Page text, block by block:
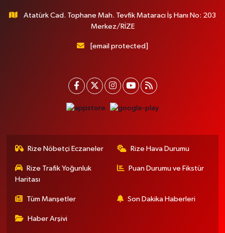
Atatürk Cad. Tophane Mah. Tevfik Mataracı İş Hanı No: 203
Merkez/RİZE
[email protected]
Rize Nöbetçi Eczaneler Rize Hava Durumu
Rize Trafik Yoğunluk
Haritası
Puan Durumu ve Fikstür
Tüm Manşetler Son Dakika Haberleri
Haber Arşivi